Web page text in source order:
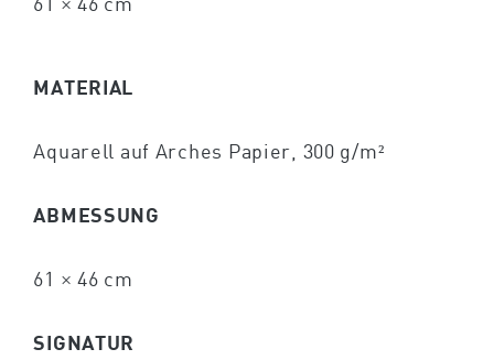
MATERIAL
Aquarell auf Arches Papier, 300 g/m²
ABMESSUNG
61 × 46 cm
SIGNATUR